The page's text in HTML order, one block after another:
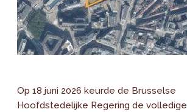
Op 18 juni 2026 keurde de Brusselse
Hoofdstedelijke Regering de volledige